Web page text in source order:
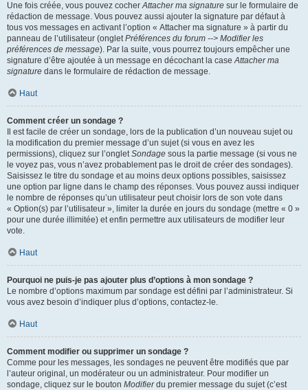
Une fois créée, vous pouvez cocherAttacher ma signature sur le formulaire de
rédaction de message. Vous pouvez aussi ajouter la signature par défaut à
tous vos messages en activant l’option « Attacher ma signature » à partir du
panneau de l’utilisateur (ongletPréférences du forum --> Modifier les
préférences de message). Par la suite, vous pourrez toujours empêcher une
signature d’être ajoutée à un message en décochant la caseAttacher ma
signature dans le formulaire de rédaction de message.
Haut
Comment créer un sondage ?
Il est facile de créer un sondage, lors de la publication d’un nouveau sujet ou
la modification du premier message d’un sujet (si vous en avez les
permissions), cliquez sur l’ongletSondage sous la partie message (si vous ne
le voyez pas, vous n’avez probablement pas le droit de créer des sondages).
Saisissez le titre du sondage et au moins deux options possibles, saisissez
une option par ligne dans le champ des réponses. Vous pouvez aussi indiquer
le nombre de réponses qu’un utilisateur peut choisir lors de son vote dans
« Option(s) par l’utilisateur », limiter la durée en jours du sondage (mettre « 0 »
pour une durée illimitée) et enfin permettre aux utilisateurs de modifier leur
vote.
Haut
Pourquoi ne puis-je pas ajouter plus d’options à mon sondage ?
Le nombre d’options maximum par sondage est défini par l’administrateur. Si
vous avez besoin d’indiquer plus d’options, contactez-le.
Haut
Comment modifier ou supprimer un sondage ?
Comme pour les messages, les sondages ne peuvent être modifiés que par
l’auteur original, un modérateur ou un administrateur. Pour modifier un
sondage, cliquez sur le bouton Modifierdu premier message du sujet (c’est